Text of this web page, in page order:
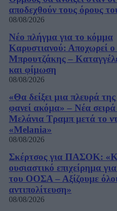
αποδεχθούν τους όρους
08/08/2026
Νέο πλήγμα για το κόμμα
Καρυστιανού: Αποχωρεί ο
Μπρουτζάκης –
και φίμωση
08/08/2026
«Θα δείξει μια πλευρά της
φανεί ακόμα» – Νέα σειρά
Μελάνια Τραμπ μετά το
«Melania»
08/08/2026
Σκέρτσος για ΠΑΣΟΚ:
ουσιαστικό επιχείρημα
του ΟΟΣΑ – Αξίζουμε
αντιπολίτευση»
08/08/2026